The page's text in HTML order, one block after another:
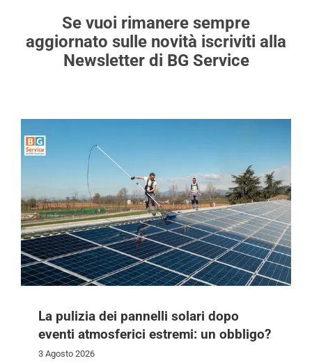
Se vuoi rimanere sempre
aggiornato sulle novità iscriviti alla
Newsletter di BG Service
La pulizia dei pannelli solari dopo
eventi atmosferici estremi: un obbligo?
3 Agosto 2026